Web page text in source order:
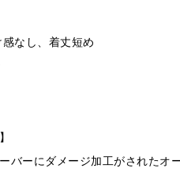
なし、着丈短め
バーにダメージ加工がされたオ